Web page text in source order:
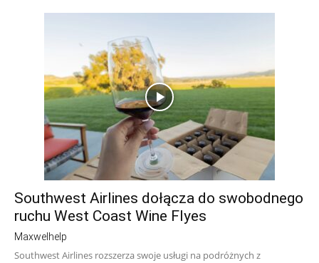
Southwest Airlines dołącza do swobodnego
ruchu West Coast Wine Flyes
Maxwelhelp
Southwest Airlines rozszerza swoje usługi na podróżnych z